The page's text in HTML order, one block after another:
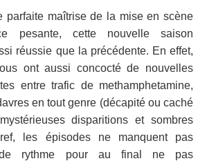
parfaite maîtrise de la mise en scène
pesante, cette nouvelle saison
réussie que la précédente. En effet,
ont aussi concocté de nouvelles
entre trafic de methamphetamine,
en tout genre (décapité ou caché
disparitions et sombres
les épisodes ne manquent pas
rythme pour au final ne pas